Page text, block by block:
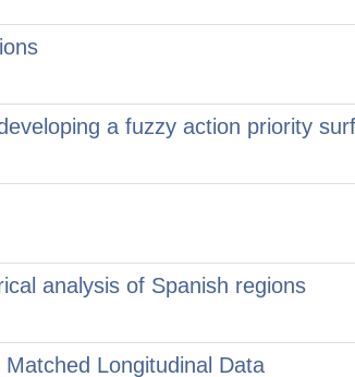
a fuzzy action priority
analysis of Spanish regions
Longitudinal Data